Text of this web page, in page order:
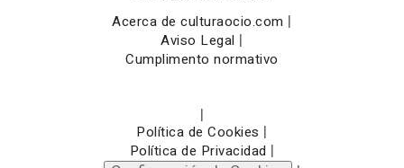
Acerca de culturaocio.com |
Aviso Legal |
Cumplimento normativo
|
Política de Cookies |
Política de Privacidad |